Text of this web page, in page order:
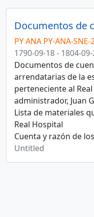
PY ANA PY-ANA-
1790-09-18 - 1804-
Documentos de
arrendatarias de la
perteneciente al
administrador, Juan
Lista de materiales
Real Hospital
Cuenta y razón de los
Untitled